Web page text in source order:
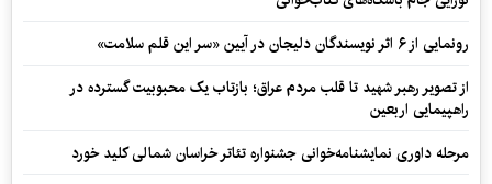
رونمایی از ۶ اثر نویسندگان دلیجان در آیین «سر این قلم سلامت»
از تصویر رهبر شهید تا قلب مردم عراق؛ بازتاب یک محبوبیت گسترده در
راهپیمایی اربعین
مرحله داوری نمایشنامه‌خوانی جشنواره تئاتر خراسان شمالی کلید خورد